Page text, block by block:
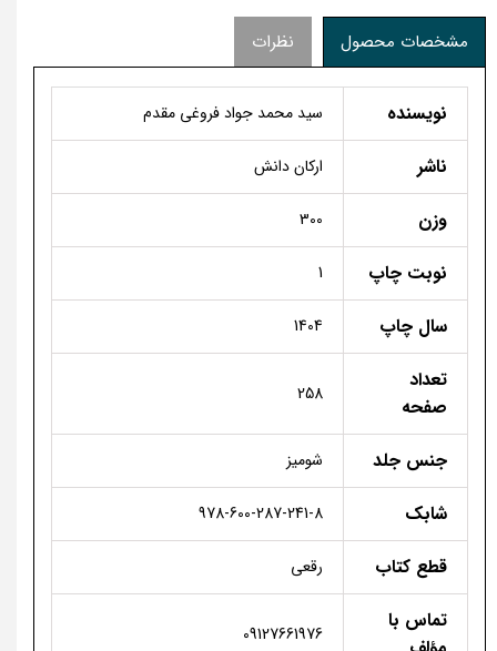
مشخصات محصول نظرات
نویسنده سید محمد جواد فروغی مقدم
ناشر ارکان دانش
وزن 300
نوبت چاپ 1
سال چاپ 1404
تعداد
صفحه
258
جنس جلد شومیز
شابک 978-600-287-241-8
قطع کتاب رقعی
تماس با
09127661976